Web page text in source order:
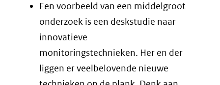
Een voorbeeld van een middelgroot
onderzoek is een deskstudie naar
innovatieve
monitoringstechnieken. Her en der
liggen er veelbelovende nieuwe